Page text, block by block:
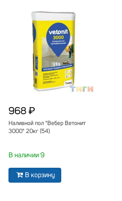
968 ₽
Наливной пол "Вебер Ветонит
3000" 20кг (54)
В наличии 9
В корзину